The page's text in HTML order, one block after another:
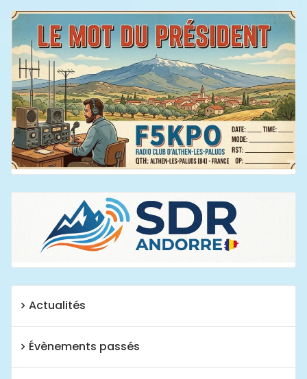
Actualités
Évènements passés